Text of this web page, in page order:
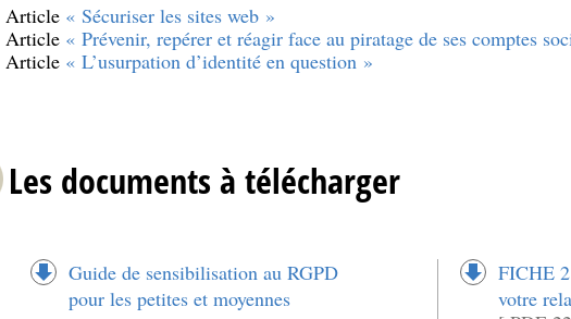
Article « Sécuriser les sites web »
Article « Prévenir, repérer et réagir face au piratage de ses comptes
Article « L’usurpation d’identité en question »
Les documents à télécharger
Guide de sensibilisation au RGPD
pour les petites et moyennes
FICHE
votre